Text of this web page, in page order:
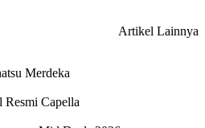
Artikel Lainnya
Merdeka
Capella